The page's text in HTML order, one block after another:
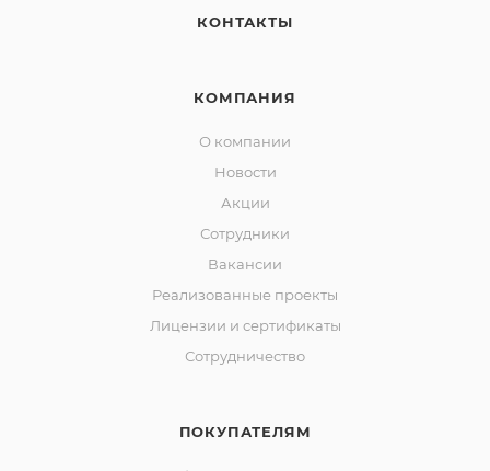
КОНТАКТЫ
КОМПАНИЯ
О компании
Новости
Акции
Сотрудники
Вакансии
Реализованные проекты
Лицензии и сертификаты
Сотрудничество
ПОКУПАТЕЛЯМ